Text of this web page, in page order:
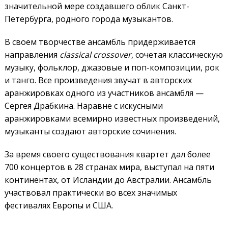
значительной мере создавшего облик Санкт-
Петербурга, родного города музыкантов.
В своем творчестве ансамбль придерживается
направления classical crossover, сочетая классическую
музыку, фольклор, джазовые и поп-композиции, рок
и танго. Все произведения звучат в авторских
аранжировках одного из участников ансамбля —
Сергея Драбкина. Наравне с искусными
аранжировками всемирно известных произведений,
музыканты создают авторские сочинения.
За время своего существования квартет дал более
700 концертов в 28 странах мира, выступал на пяти
континентах, от Исландии до Австралии. Ансамбль
участвовал практически во всех значимых
фестивалях Европы и США.